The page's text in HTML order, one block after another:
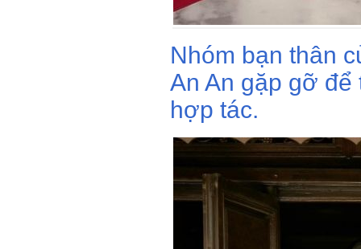
Nhóm bạn thân
An An gặp gỡ
hợp tác.